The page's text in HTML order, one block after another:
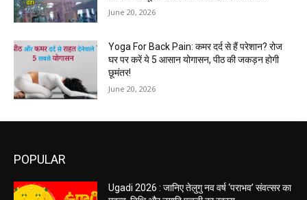
June 20, 2026
Yoga For Back Pain: कमर दर्द से हैं परेशान? रोज
घर पर करें ये 5 आसान योगासन, पीठ की जकड़न होगी
छूमंतर!
June 20, 2026
POPULAR
Ugadi 2026 : जानिए तेलुगु नव वर्ष ‘पराभव’ संवत्सर का